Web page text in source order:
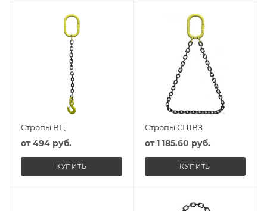
Стропы ВЦ
от494 руб.
КУПИТЬ
Стропы СЦ1ВЗ
от1 185.60 руб.
КУПИТЬ